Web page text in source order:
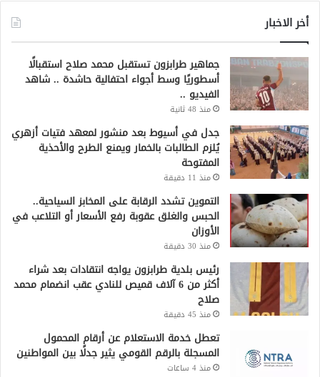
أخر الاخبار
جماهير طرابزون تستقبل محمد صلاح استقبالًا
أسطوريًا وسط أجواء احتفالية حاشدة .. شاهد
الفيديو ..
منذ 48 ثانية
جدل في أسيوط بعد منشور لمعهد فتيات أزهري
يُلزم الطالبات بالخمار ويمنع الطرح والأحذية
المفتوحة
منذ 11 دقيقة
التموين تشدد الرقابة على المخابز السياحية..
الحبس والغلق عقوبة رفع الأسعار أو التلاعب في
الأوزان
منذ 30 دقيقة
رئيس بلدية طرابزون يواجه انتقادات بعد شراء
أكثر من 6 آلاف قميص للنادي عقب انضمام محمد
صلاح
منذ 45 دقيقة
تعطل خدمة الاستعلام عن أرقام المحمول
المسجلة بالرقم القومي يثير جدلًا بين المواطنين
منذ 4 ساعات